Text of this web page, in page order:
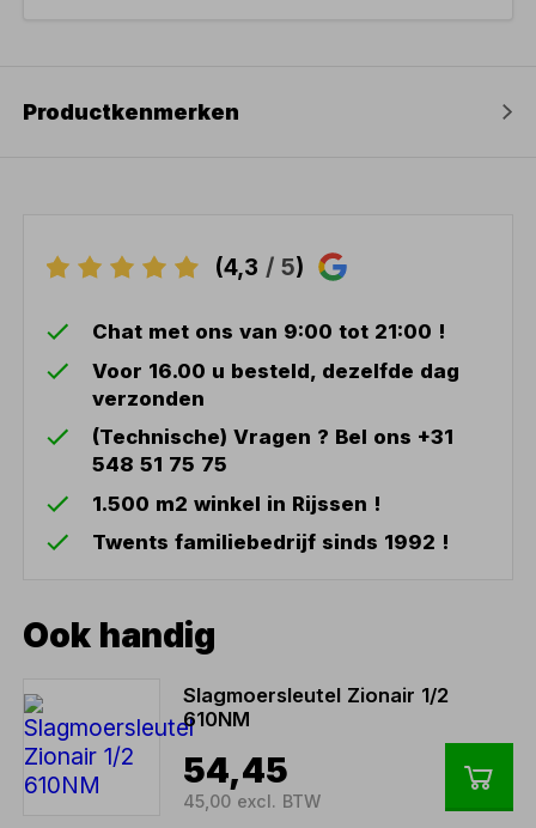
Productkenmerken
(4,3 / 5)
Chat met ons van 9:00 tot 21:00 !
Voor 16.00 u besteld, dezelfde dag
verzonden
(Technische) Vragen ? Bel ons +31
548 51 75 75
1.500 m2 winkel in Rijssen !
Twents familiebedrijf sinds 1992 !
Ook handig
Slagmoersleutel Zionair 1/2
610NM
54,45
45,00 excl. BTW